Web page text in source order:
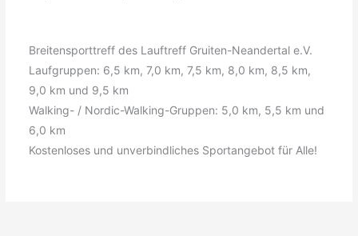
Breitensporttreff des Lauftreff Gruiten-Neandertal e.V.
Laufgruppen: 6,5 km, 7,0 km, 7,5 km, 8,0 km, 8,5 km,
9,0 km und 9,5 km
Walking- / Nordic-Walking-Gruppen: 5,0 km, 5,5 km und
6,0 km
Kostenloses und unverbindliches Sportangebot für Alle!